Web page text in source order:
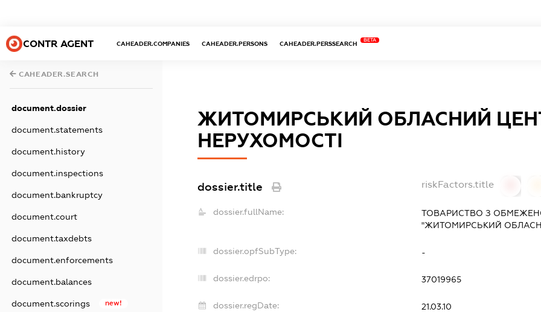
CONTR AGENT CAHEADER.COMPANIES CAHEADER.PERSONS CAHEADER.PERSSEARCH
BETA
CAHEADER.SEARCH
document.dossier
document.statements
document.history
document.inspections
document.bankruptcy
document.court
document.taxdebts
document.enforcements
document.balances
document.scorings new!
ЖИТОМИРСЬКИЙ ОБЛАСНИЙ
НЕРУХОМОСТІ
dossier.title riskFactors.title
dossier.fullName:
ТОВАРИСТВО З
"ЖИТОМИРСЬКИЙ
dossier.opfSubType: -
dossier.edrpo: 37019965
dossier.regDate: 21.03.10